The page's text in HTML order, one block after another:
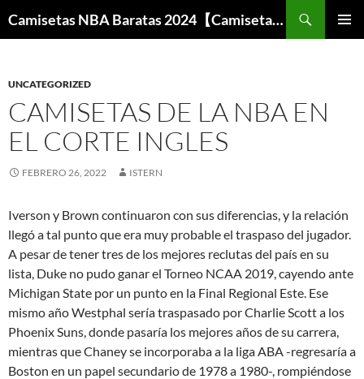
Camisetas NBA Baratas 2024【Camisetas Especiales Baloncesto】
UNCATEGORIZED
CAMISETAS DE LA NBA EN
EL CORTE INGLES
FEBRERO 26, 2022 ISTERN
Iverson y Brown continuaron con sus diferencias, y la relación
llegó a tal punto que era muy probable el traspaso del jugador.
A pesar de tener tres de los mejores reclutas del país en su
lista, Duke no pudo ganar el Torneo NCAA 2019, cayendo ante
Michigan State por un punto en la Final Regional Este. Ese
mismo año Westphal sería traspasado por Charlie Scott a los
Phoenix Suns, donde pasaría los mejores años de su carrera,
mientras que Chaney se incorporaba a la liga ABA -regresaría a
Boston en un papel secundario de 1978 a 1980-, rompiéndose